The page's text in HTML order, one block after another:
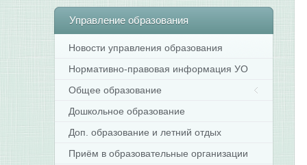
Управлениеобразования
Новости управления образования
Нормативно-правовая информация УО
Общее образование
Дошкольное образование
Доп. образование и летний отдых
Приём в образовательные организации